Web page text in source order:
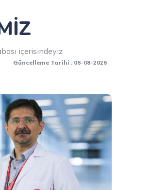
içerisindeyiz
Güncelleme Tarihi : 06-08-2026